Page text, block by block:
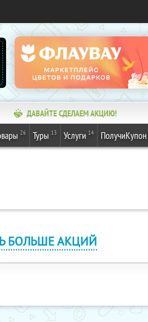
ДАВАЙТЕ СДЕЛАЕМ АКЦИЮ!
26 Туры 13 Услуги 14 ПолучиКупон
БОЛЬШЕ АКЦИЙ